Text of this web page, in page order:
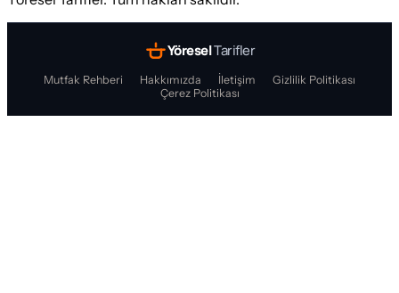
YöreselTarifler
Mutfak Rehberi Hakkımızda İletişim
Gizlilik Politikası
Çerez Politikası